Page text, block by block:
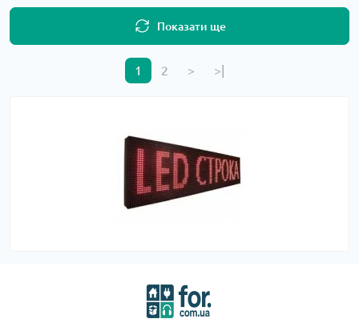
Показати ще
1 2 > >|